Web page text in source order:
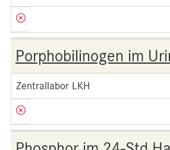
Porphobilinogen im
Zentrallabor LKH